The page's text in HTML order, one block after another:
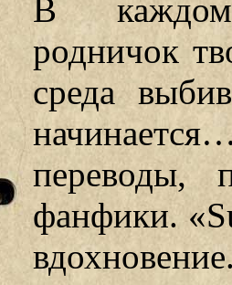
В каждом
родничок
среда
переводы,
фанфики.